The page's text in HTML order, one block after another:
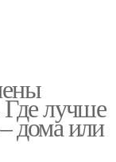
Где лучше
дома или